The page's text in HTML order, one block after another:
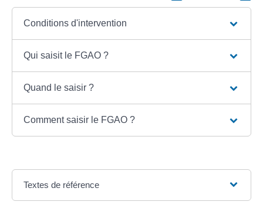
Conditions d'intervention
Qui saisit le FGAO ?
Quand le saisir ?
Comment saisir le FGAO ?
Textes de référence